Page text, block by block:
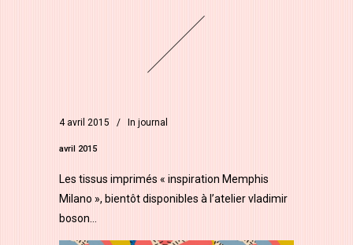
4 avril 2015 In journal
avril 2015
Les tissus imprimés « inspiration Memphis
Milano », bientôt disponibles à l’atelier vladimir
boson…